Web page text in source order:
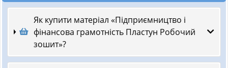
Як купити матеріал «Підприємництво і
фінансова грамотність Пластун Робочий
зошит»?